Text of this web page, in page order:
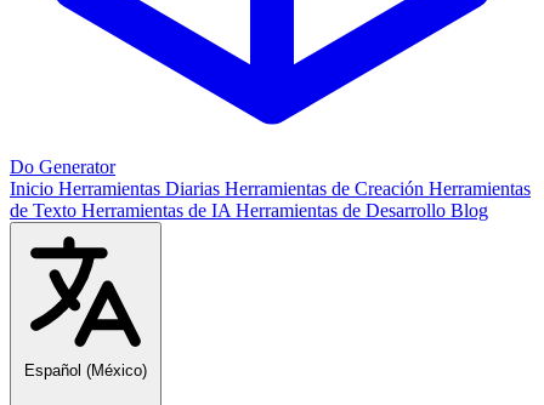
Do Generator
Inicio Herramientas Diarias Herramientas de Creación Herramientas
de Texto Herramientas de IA Herramientas de Desarrollo Blog
Español (México)